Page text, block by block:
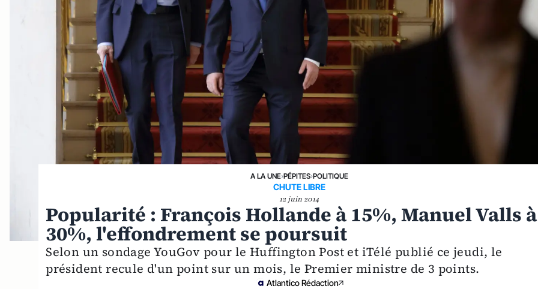
A LA UNE›PÉPITES›POLITIQUE
CHUTE LIBRE
12 juin 2014
Popularité : François Hollande à 15%, Manuel Valls à
30%, l'effondrement se poursuit
Selon un sondage YouGov pour le Huffington Post et iTélé publié ce jeudi, le
président recule d'un point sur un mois, le Premier ministre de 3 points.
Atlantico Rédaction